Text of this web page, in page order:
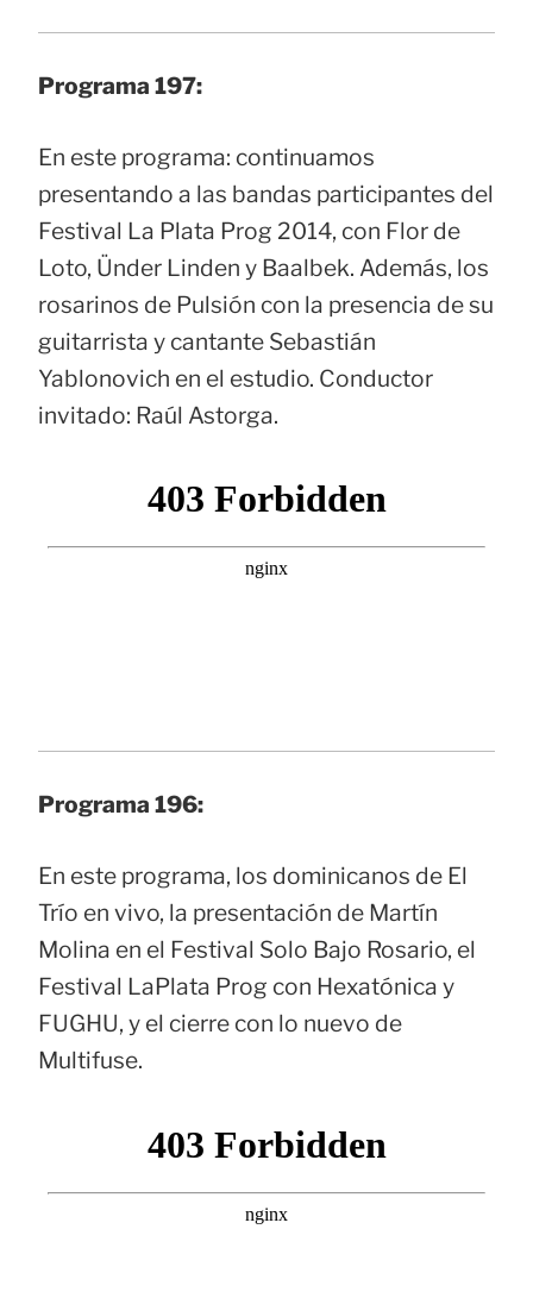
Programa 197:
En este programa: continuamos
presentando a las bandas participantes del
Festival La Plata Prog 2014, con Flor de
Loto, Ünder Linden y Baalbek. Además, los
rosarinos de Pulsión con la presencia de su
guitarrista y cantante Sebastián
Yablonovich en el estudio. Conductor
invitado: Raúl Astorga.
Programa 196:
En este programa, los dominicanos de El
Trío en vivo, la presentación de Martín
Molina en el Festival Solo Bajo Rosario, el
Festival LaPlata Prog con Hexatónica y
FUGHU, y el cierre con lo nuevo de
Multifuse.